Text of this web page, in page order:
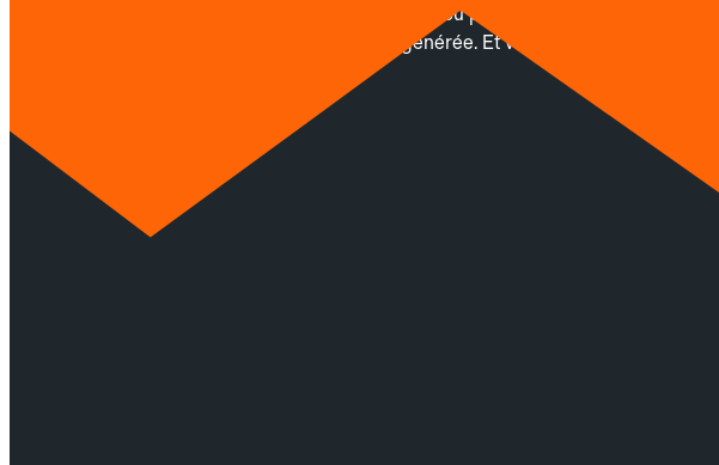
Planifiez vos trajets professionnels ou privés en toute confiance.
chaque trajet une facture sera générée. Et vous pourrez suivre